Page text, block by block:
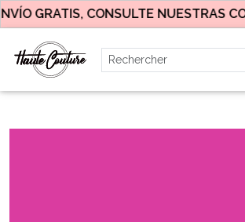
GRATIS, CONSULTE NUESTRAS